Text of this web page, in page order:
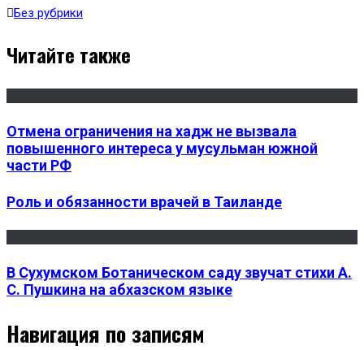
Без рубрики
Читайте также
Отмена ограничения на хадж не вызвала
повышенного интереса у мусульман южной
части РФ
Роль и обязанности врачей в Таиланде
В Сухумском Ботаническом саду звучат стихи А.
С. Пушкина на абхазском языке
Навигация по записям